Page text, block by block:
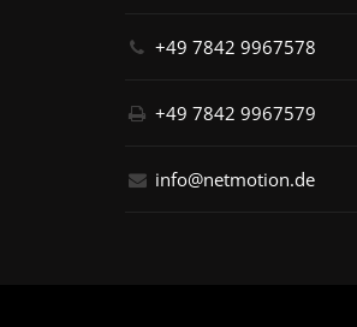
+49 7842 9967578
+49 7842 9967579
info@netmotion.de